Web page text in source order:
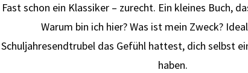
Fast schon ein Klassiker – zurecht. Ein kleines Buch,
Warum bin ich hier? Was ist mein Zweck?
Schuljahresendtrubel das Gefühl hattest, dich selbst
haben.